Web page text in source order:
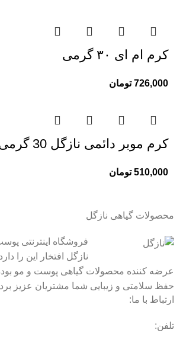
کرم ام ای ۳۰ گرمی
726,000 تومان
کرم موبر دائمی نازگل 30 گرمی
510,000 تومان
محصولات گیاهی نازگل
فروشگاه اینترنتی
عرضه کننده محصولات گیاهی پوست و مو
حفظ سلامتی و زیبایی شما مشتریان عزیز
ارتباط با ما:
تلفن: